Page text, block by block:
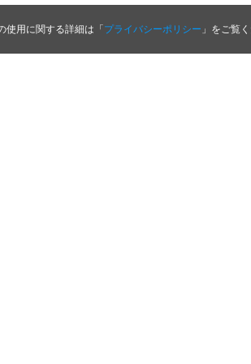
使用に関する詳細は「プライバシーポリシー 」をご覧く